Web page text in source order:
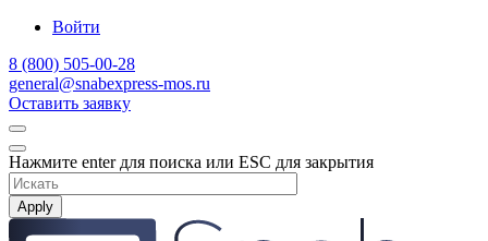
Войти
8 (800) 505-00-28
general@snabexpress-mos.ru
Оставить заявку
Нажмите enter для поиска или ESC для закрытия
Apply